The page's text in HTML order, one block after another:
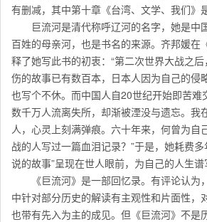
有删减，其中第十章《台湾、文学、我们》
巨流河是清代称呼辽河的名字，她是中
百姓的母亲河，也是书名的来源。齐邦媛在
释了她写此书的初衷：“第二次世界大战之
伤的故事已有数百本，日本人因为自己的侵
也写个不休。而中国人自20世纪开始即苦难
数千万人流离失所，却渐被湮没与遗忘。我
人，心灵上刻满弹痕。六十年来，何曾为自
战的人写过一篇血泪记录？”于是，她耗费
说的故事”呈现在世人眼前，为自己的人生谱
《巨流河》是一部回忆录。有评论认为
中针对部分历史的解读有主观性和片面性，
也带有先入为主的成见。但《巨流河》不是